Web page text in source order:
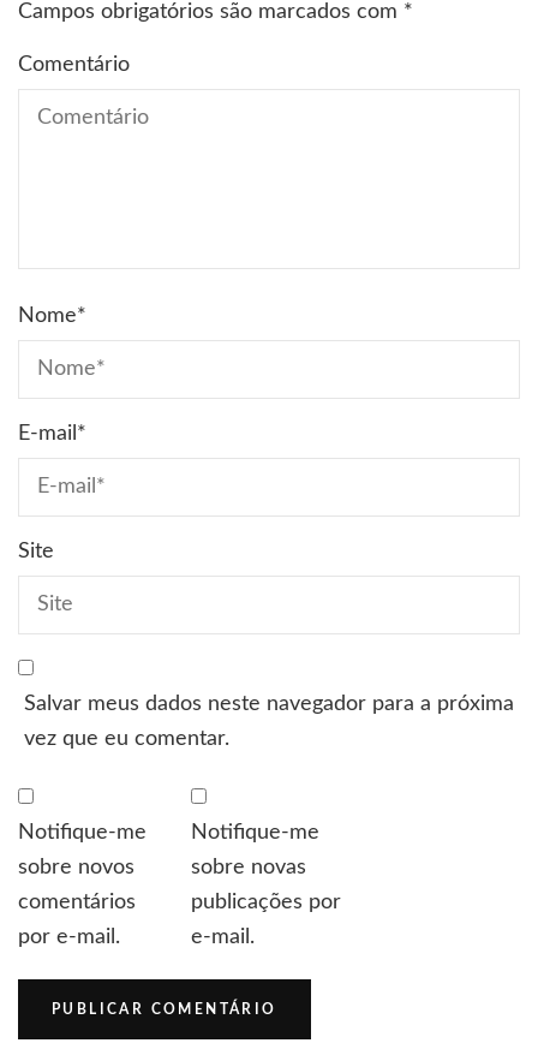
Campos obrigatórios são marcados com *
Comentário
Nome*
E-mail *
Site
Salvar meus dados neste navegador para a próxima
vez que eu comentar.
Notifique-me
sobre novos
comentários
por e-mail.
Notifique-me
sobre novas
publicações por
e-mail.